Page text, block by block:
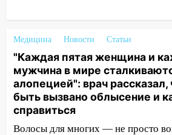
Бога в СИЗО
09:35 В Ульяновске
будут судить за неуплату
млн рублей
08:22 Подросток на
велосипедистку:
Медицина Новости Статьи
"Каждая пятая женщина и
мужчина в мире
алопецией": врач
быть вызвано облысение и
справиться
Волосы для многих — не просто